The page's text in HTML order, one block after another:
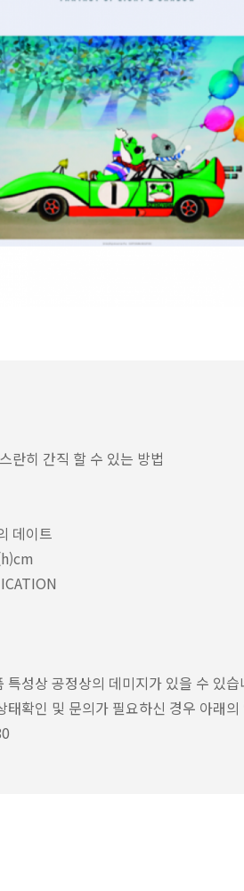
란히 간직 할 수 있는 방법
데이트
특성상 공정상의 데미지가 있을 수 있습
태확인 및 문의가 필요하신 경우 아래